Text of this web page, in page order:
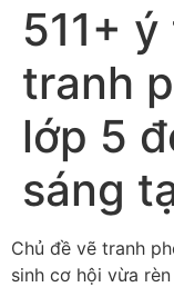
511+
tranh
lớp 5
sáng
Chủ đề vẽ tranh
sinh cơ hội vừa